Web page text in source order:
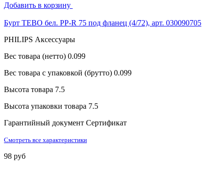
Добавить в корзину
Бурт TEBO бел. PP-R 75 под фланец (4/72), арт. 030090705
PHILIPS Аксессуары
Вес товара (нетто) 0.099
Вес товара с упаковкой (брутто) 0.099
Высота товара 7.5
Высота упаковки товара 7.5
Гарантийный документ Сертификат
Смотреть все характеристики
98 руб